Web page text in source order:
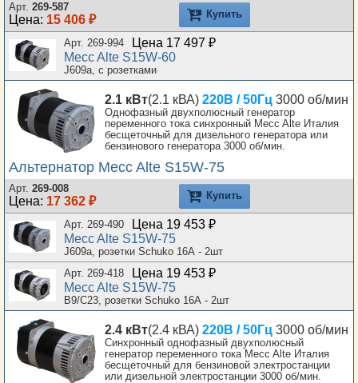
Арт. 269-587
Цена: 15 406 ₽ Купить
Арт. 269-994
Цена 17 497 ₽
Mecc Alte S15W-60
J609a, с розетками
2.1 кВт(2.1 кВА) 220В / 50Гц 3000 об/мин
Однофазный двухполюсный генератор
переменного тока синхронный Mecc Alte Италия
бесщеточный для дизельного генератора или
бензинового генератора 3000 об/мин.
Альтернатор Mecc Alte S15W-75
Арт. 269-008
Цена: 17 362 ₽ Купить
Арт. 269-490
Цена 19 453 ₽
Mecc Alte S15W-75
J609a, розетки Schuko 16А - 2шт
Арт. 269-418
Цена 19 453 ₽
Mecc Alte S15W-75
B9/C23, розетки Schuko 16А - 2шт
2.4 кВт(2.4 кВА) 220В / 50Гц 3000 об/мин
Синхронный однофазный двухполюсный
генератор переменного тока Mecc Alte Италия
бесщеточный для бензиновой электростанции
или дизельной электростанции 3000 об/мин.